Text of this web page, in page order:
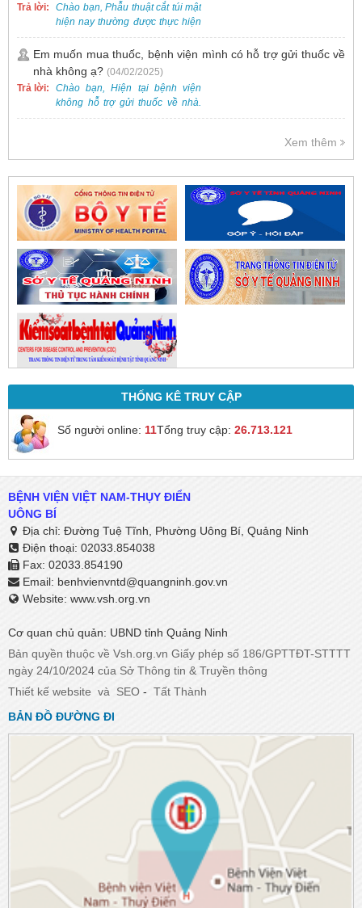
Trả lời:
Chào bạn, Phẫu thuật cắt túi mật
hiện nay thường được thực hiện
bằng phương pháp nội soi, đây
là một kỹ thuật ít xâm lấn, an toàn
và phổ biến.
Em muốn mua thuốc, bệnh viện mình có hỗ trợ gửi thuốc về
nhà không ạ? (04/02/2025)
Trả lời:
Chào bạn, Hiện tại bệnh viện
không hỗ trợ gửi thuốc về nhà.
Việc cấp phát thuốc tại bệnh viện
trực tiếp.
Xem thêm
THỐNG KÊ TRUY CẬP
Số người online: 11Tổng truy cập: 26.713.121
BỆNH VIỆN VIỆT NAM-THỤY ĐIỂN
UÔNG BÍ
Địa chỉ: Đường Tuệ Tĩnh, Phường Uông Bí, Quảng Ninh
Điện thoại: 02033.854038
Fax: 02033.854190
Email: benhvienvntd@quangninh.gov.vn​​​​​​​
Website: www.vsh.org.vn
Cơ quan chủ quản: UBND tỉnh Quảng Ninh
Bản quyền thuộc về Vsh.org.vn Giấy phép số 186/GPTTĐT-STTTT
ngày 24/10/2024 của Sở Thông tin & Truyền thông
Thiết kế website và SEO - Tất Thành
BẢN ĐỒ ĐƯỜNG ĐI